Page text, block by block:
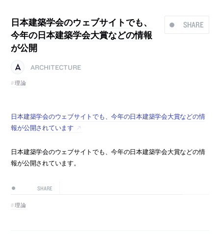
SHARE
日本建築学会のウェブサイトでも、
今年の日本建築学会大賞などの情報
が公開
ARCHITECTURE
理論
日本建築学会のウェブサイトでも、今年の日本建築学会大賞などの情
報が公開されています
日本建築学会のウェブサイトでも、今年の日本建築学会大賞などの情
報が公開されています。
SHARE
理論